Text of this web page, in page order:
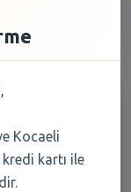
Kocaeli
kartı ile